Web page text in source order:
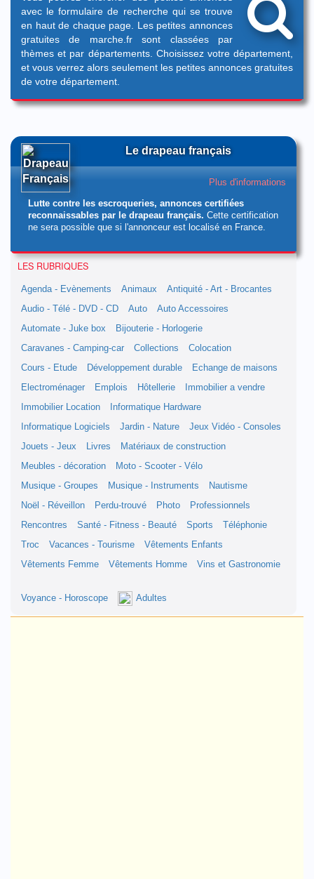
avec le formulaire de recherche qui se trouve
en haut de chaque page. Les petites annonces
gratuites de marche.fr sont classées par
thèmes et par départements. Choisissez votre département,
et vous verrez alors seulement les petites annonces gratuites
de votre département.
Le drapeau français
Plus d'informations
Lutte contre les escroqueries, annonces certifiées
reconnaissables par le drapeau français. Cette certification
ne sera possible que si l'annonceur est localisé en France.
LES RUBRIQUES
Agenda - Evènements Animaux
Antiquité - Art - Brocantes
Audio - Télé - DVD - CD
Auto
Auto Accessoires
Automate - Juke box
Bijouterie - Horlogerie
Caravanes - Camping-car
Collections
Colocation
Cours - Etude
Développement durable
Echange de maisons
Electroménager
Emplois Hôtellerie
Immobilier a vendre
Immobilier Location
Informatique Hardware
Informatique Logiciels
Jardin - Nature
Jeux Vidéo - Consoles
Jouets - Jeux
Livres
Matériaux de construction
Meubles - décoration
Moto - Scooter - Vélo
Musique - Groupes
Musique - Instruments
Nautisme
Noël - Réveillon
Perdu-trouvé Photo
Professionnels
Rencontres
Santé - Fitness - Beauté Sports
Téléphonie
Troc
Vacances - Tourisme
Vêtements Enfants
Vêtements Femme
Vêtements Homme Vins et Gastronomie
Voyance - Horoscope Adultes